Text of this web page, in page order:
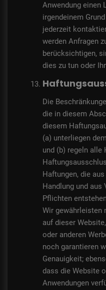
Anwendung einen
irgendeinem
jederzeit
werden Anfragen
berücksichtigen,
dies zu tun oder
Die
die in diesem
diesem
(a) unterliegen
und (b) regeln alle
Haftungen, die
Handlung und aus
Pflichten
Wir gewährleisten
auf dieser
oder anderen
noch garantieren
Genauigkeit;
dass die Website
Anwendungen